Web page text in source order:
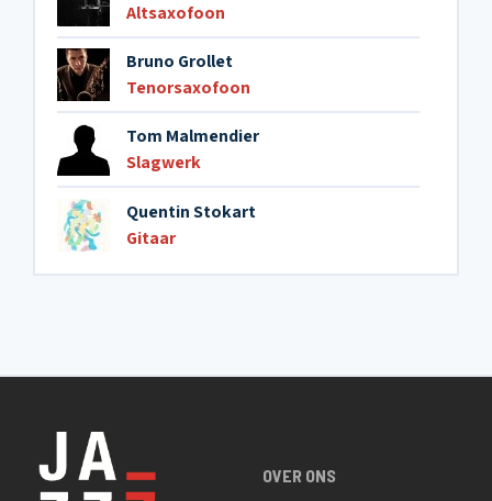
Altsaxofoon
Bruno Grollet
Tenorsaxofoon
Tom Malmendier
Slagwerk
Quentin Stokart
Gitaar
OVER ONS